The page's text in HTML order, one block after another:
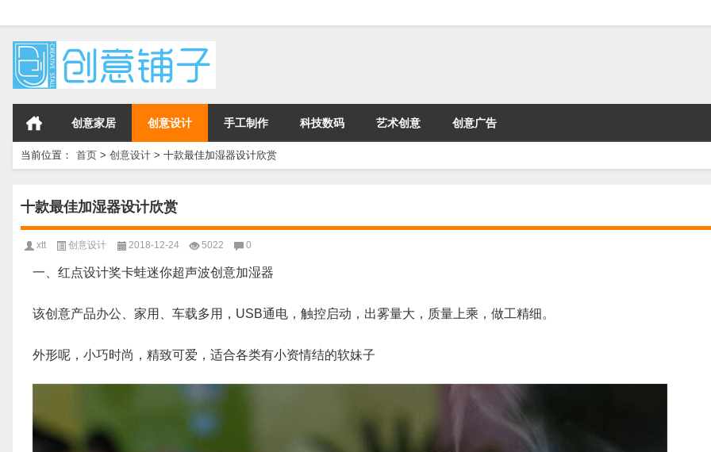
创意家居 创意设计 手工制作 科技数码 艺术创意 创意广告
当前位置： 首页 > 创意设计 > 十款最佳加湿器设计欣赏
十款最佳加湿器设计欣赏
xtt 创意设计 2018-12-24 5022 0
一、红点设计奖卡蛙迷你超声波创意加湿器
该创意产品办公、家用、车载多用，USB通电，触控启动，出雾量大，质量上乘，做工精细。
外形呢，小巧时尚，精致可爱，适合各类有小资情结的软妹子